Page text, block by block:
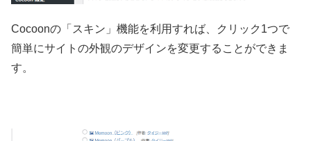
Cocoonの「スキン」機能を利用すれば、クリック1つで
簡単にサイトの外観のデザインを変更することができま
す。